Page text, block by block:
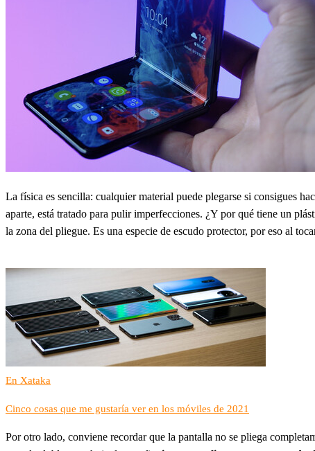
La física es sencilla: cualquier material puede plegarse si consigues
aparte, está tratado para pulir imperfecciones. ¿Y por qué tiene un
la zona del pliegue. Es una especie de escudo protector, por eso al
En Xataka
Cinco cosas que me gustaría ver en los móviles de 2021
Por otro lado, conviene recordar que la pantalla no se pliega